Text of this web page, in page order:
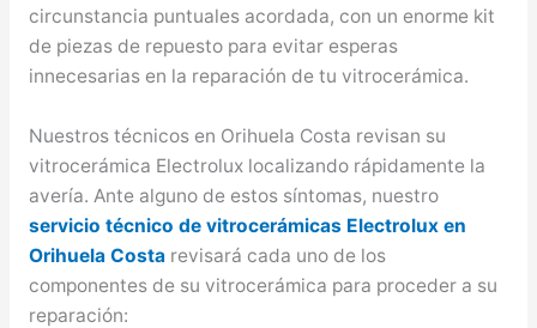
circunstancia puntuales acordada, con un enorme kit
de piezas de repuesto para evitar esperas
innecesarias en la reparación de tu vitrocerámica.
Nuestros técnicos en Orihuela Costa revisan su
vitrocerámica Electrolux localizando rápidamente la
avería. Ante alguno de estos síntomas, nuestro
servicio técnico de vitrocerámicas Electrolux en
Orihuela Costarevisará cada uno de los
componentes de su vitrocerámica para proceder a su
reparación: